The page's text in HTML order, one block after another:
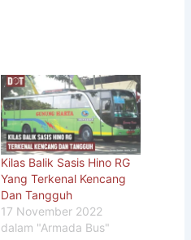
Kilas Balik Sasis Hino RG
Yang Terkenal Kencang
Dan Tangguh
17 November 2022
dalam "Armada Bus"